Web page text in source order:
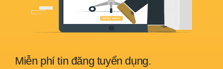
Miễn phí tin đăng tuyển dụng.